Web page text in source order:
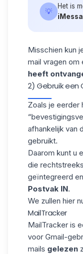
💡
Het is
Misschien kun
mail vragen om
heeft
2) Gebruik
Zoals je eerder
afhankelijk van
gebruikt.
Daarom kunt u
die
geïntegreerd
Postvak IN.
We zullen hier
MailTracker
MailTracker is
voor Gmail-
mails gelezen